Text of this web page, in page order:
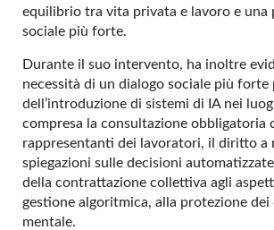
equilibrio tra vita privata e lavoro e una
sociale più forte.
Durante il suo intervento, ha inoltre
necessità di un dialogo sociale più forte
dell’introduzione di sistemi di IA nei
compresa la consultazione obbligatoria
rappresentanti dei lavoratori, il diritto a
spiegazioni sulle decisioni automatizzate
della contrattazione collettiva agli
gestione algoritmica, alla protezione dei
mentale.